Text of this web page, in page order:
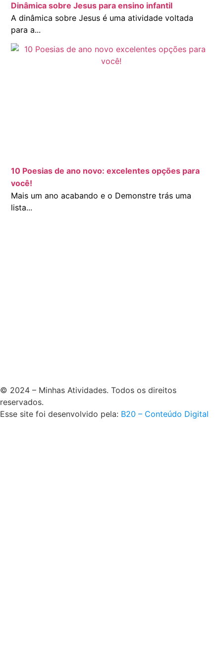
Dinâmica sobre Jesus para ensino infantil
A dinâmica sobre Jesus é uma atividade voltada
para a...
10 Poesias de ano novo: excelentes opções para
você!
Mais um ano acabando e o Demonstre trás uma
lista...
© 2024 – Minhas Atividades. Todos os direitos
reservados.
Esse site foi desenvolvido pela: B20 – Conteúdo Digital